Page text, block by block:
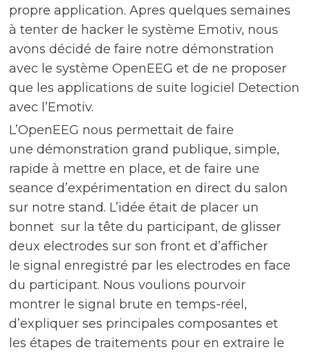
propre application. Apres quelques semaines
à tenter de hacker le système Emotiv, nous
avons décidé de faire notre démonstration
avec le système OpenEEG et de ne proposer
que les applications de suite logiciel Detection
avec l’Emotiv.
L’OpenEEG nous permettait de faire
une démonstration grand publique, simple,
rapide à mettre en place, et de faire une
seance d’expérimentation en direct du salon
sur notre stand. L’idée était de placer un
bonnet sur la tête du participant, de glisser
deux electrodes sur son front et d’afficher
lesignal enregistré par les electrodes en face
du participant. Nous voulions pourvoir
montrer le signal brute en temps-réel,
d’expliquer ses principales composantes et
les étapes de traitements pour en extraire le